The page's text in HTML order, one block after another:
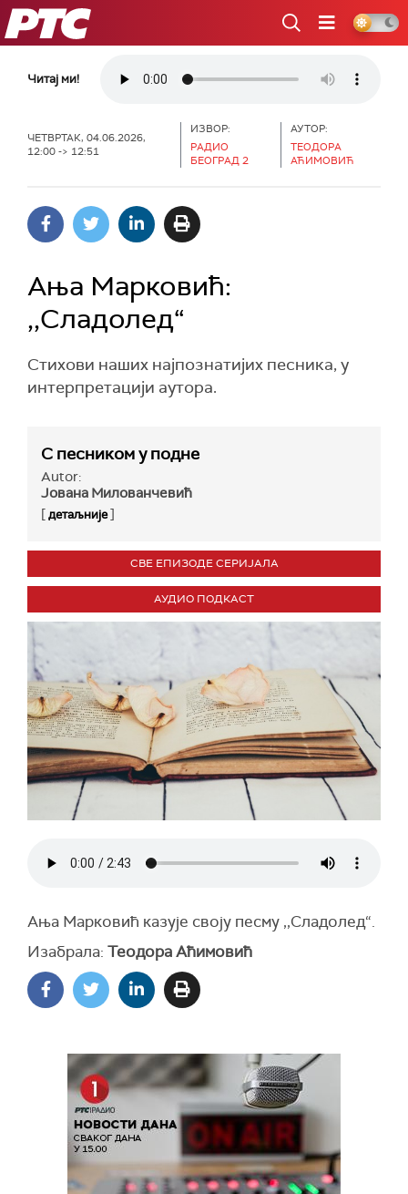
РТС
Читај ми!
ЧЕТВРТАК, 04.06.2026,
12:00 -> 12:51
ИЗВОР:
РАДИО
БЕОГРАД 2
АУТОР:
ТЕОДОРА
АЋИМОВИЋ
Ања Марковић:
,,Сладолед“
Стихови наших најпознатијих песника, у
интерпретацији аутора.
С песником у подне
Autor:
Јована Милованчевић
[детаљније]
СВЕ ЕПИЗОДЕ СЕРИЈАЛА
АУДИО ПОДКАСТ
Ања Марковић казује своју песму ,,Сладолед“.
Изабрала: Теодора Аћимовић